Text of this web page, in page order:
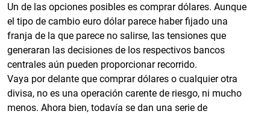
Un de las opciones posibles es comprar dólares. Aunque
el tipo de cambio euro dólar parece haber fijado una
franja de la que parece no salirse, las tensiones que
generaran las decisiones de los respectivos bancos
centrales aún pueden proporcionar recorrido.
Vaya por delante que comprar dólares o cualquier otra
divisa, no es una operación carente de riesgo, ni mucho
menos. Ahora bien, todavía se dan una serie de